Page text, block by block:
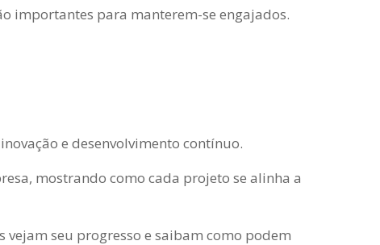
importantes para manterem-se engajados.
e desenvolvimento contínuo.
mostrando como cada projeto se alinha a
seu progresso e saibam como podem